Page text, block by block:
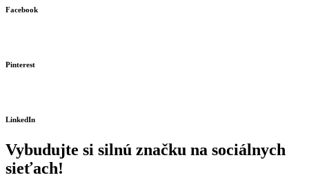
Facebook
Pinterest
LinkedIn
Vybudujte si silnú značku na sociálnych
sieťach!